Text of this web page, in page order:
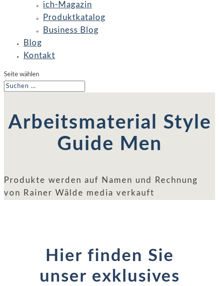
ich-Magazin
Produktkatalog
Business Blog
Blog
Kontakt
Seite wählen
Arbeitsmaterial Style
Guide Men
Produkte werden auf Namen und Rechnung
von Rainer Wälde media verkauft
Hier finden Sie
unser exklusives